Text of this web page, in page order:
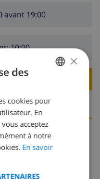
avant 19:00
10:00
VILLA ›
Blanca> Denia
DUTCH
SPANISH
GERMAN
×
des
cookies pour
En
acceptez
à notre
En savoir